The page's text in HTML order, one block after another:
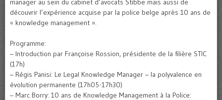
manager au sein du cabinet d’avocats Stibbe mais aussi de
découvrir l’expérience acquise par la police belge après 10 ans de
« knowledge management ».
Programme:
– Introduction par Françoise Rossion, présidente de la filière STIC
(17h)
– Régis Panisi: Le Legal Knowledge Manager – la polyvalence en
évolution permanente (17h05-17h30)
– Marc Borry: 10 ans de Knowledge Management à la Police: